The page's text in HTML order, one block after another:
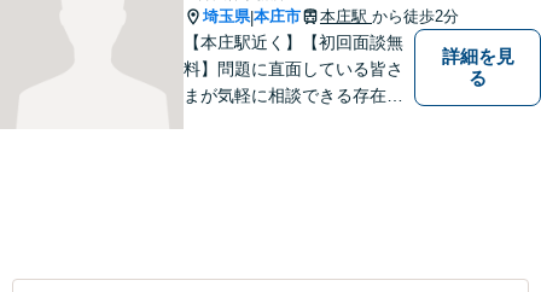
埼玉県|本庄市 本庄駅 から徒歩2分
【本庄駅近く】【初回面談無
料】問題に直面している皆さ
まが気軽に相談できる存在に
相談ください。
詳細を見
る